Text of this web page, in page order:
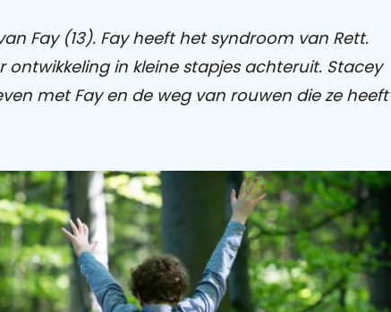
Fay (13). Fay heeft het syndroom van Rett.
ontwikkeling in kleine stapjes achteruit. Stacey
met Fay en de weg van rouwen die ze heeft